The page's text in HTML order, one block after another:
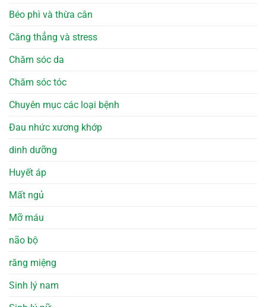
Béo phì và thừa cân
Căng thẳng và stress
Chăm sóc da
Chăm sóc tóc
Chuyên mục các loại bệnh
Đau nhức xương khớp
dinh dưỡng
Huyết áp
Mất ngủ
Mỡ máu
não bộ
răng miệng
Sinh lý nam